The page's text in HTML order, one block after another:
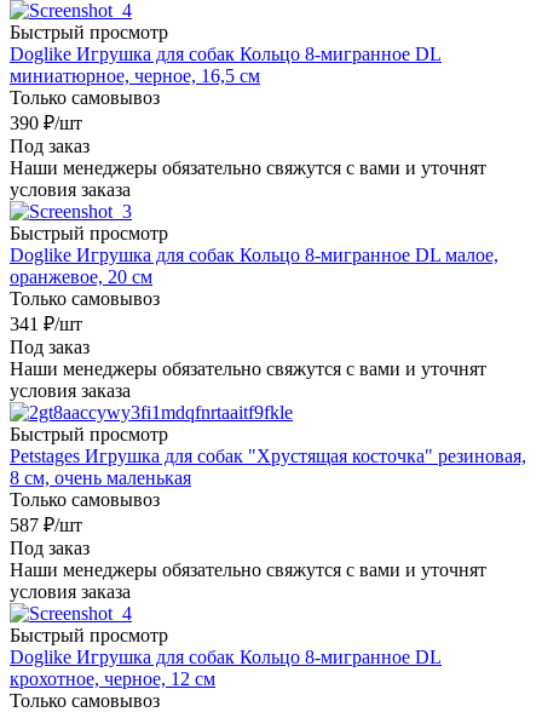
Быстрый просмотр
Doglike Игрушка для собак Кольцо 8-мигранное DL
миниатюрное, черное, 16,5 см
Только самовывоз
390 ₽/шт
Под заказ
Наши менеджеры обязательно свяжутся с вами и уточнят
условия заказа
Быстрый просмотр
Doglike Игрушка для собак Кольцо 8-мигранное DL малое,
оранжевое, 20 см
Только самовывоз
341 ₽/шт
Под заказ
Наши менеджеры обязательно свяжутся с вами и уточнят
условия заказа
Быстрый просмотр
Petstages Игрушка для собак "Хрустящая косточка" резиновая,
8 см, очень маленькая
Только самовывоз
587 ₽/шт
Под заказ
Наши менеджеры обязательно свяжутся с вами и уточнят
условия заказа
Быстрый просмотр
Doglike Игрушка для собак Кольцо 8-мигранное DL
крохотное, черное, 12 см
Только самовывоз